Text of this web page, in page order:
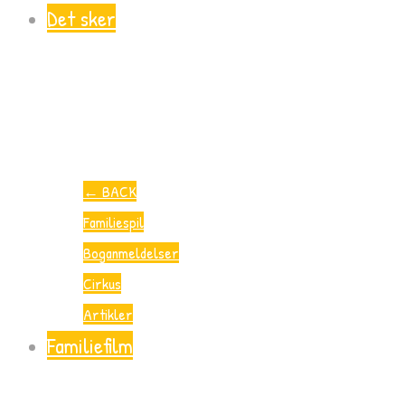
Det sker
← BACK
Familiespil
Boganmeldelser
Cirkus
Artikler
Familiefilm